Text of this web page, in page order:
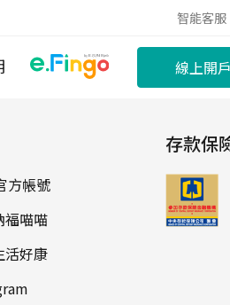
智能客服
線上開戶
方帳號
福喵喵
活好康
存款保